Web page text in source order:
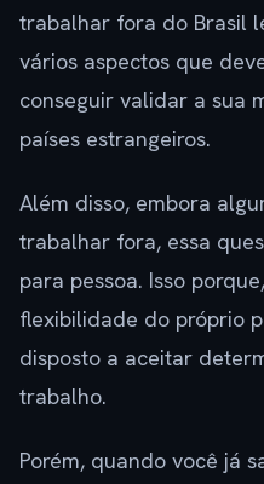
trabalhar fora do Brasil
vários aspectos que
conseguir validar a sua
países estrangeiros.
Além disso, embora
trabalhar fora, essa
para pessoa. Isso
flexibilidade do próprio
disposto a aceitar
trabalho.
Porém, quando você já